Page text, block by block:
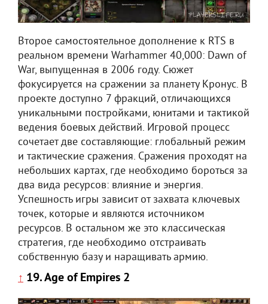
Второе самостоятельное дополнение к RTS в
реальном времени Warhammer 40,000: Dawn of
War, выпущенная в 2006 году. Сюжет
фокусируется на сражении за планету Кронус. В
проекте доступно 7 фракций, отличающихся
уникальными постройками, юнитами и тактикой
ведения боевых действий. Игровой процесс
сочетает две составляющие: глобальный режим
и тактические сражения. Сражения проходят на
небольших картах, где необходимо бороться за
два вида ресурсов: влияние и энергия.
Успешность игры зависит от захвата ключевых
точек, которые и являются источником
ресурсов. В остальном же это классическая
стратегия, где необходимо отстраивать
собственную базу и наращивать армию.
↑ 19. Age of Empires 2